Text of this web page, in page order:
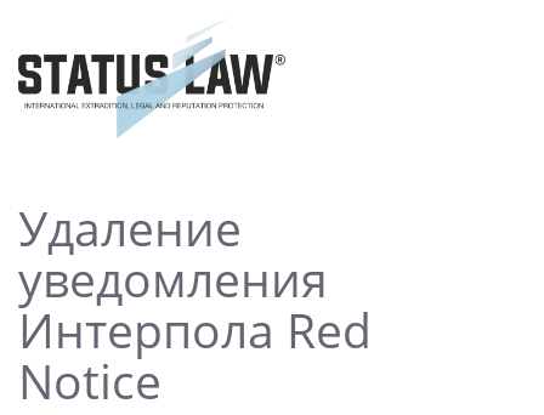
Удаление
уведомления
Интерпола Red
Notice